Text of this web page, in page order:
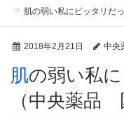
肌の弱い私にピッタリだ
2018年2月21日 中央
肌の弱い私にピッタリだった！
（中央薬品